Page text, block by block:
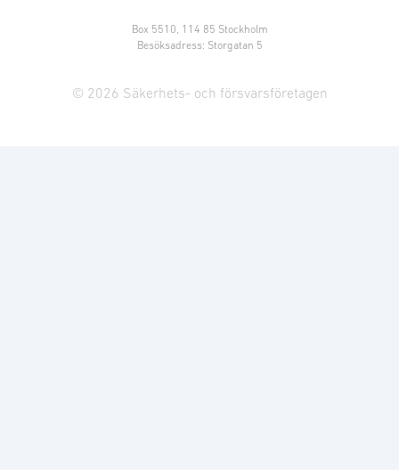
Box 5510, 114 85 Stockholm
Besöksadress: Storgatan 5
© 2026 Säkerhets- och försvarsföretagen